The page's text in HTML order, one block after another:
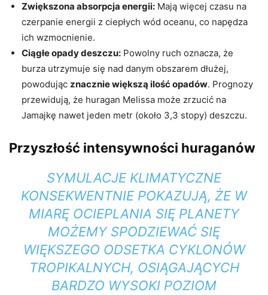
Zwiększona absorpcja energii: Mają więcej czasu na
czerpanie energii z ciepłych wód oceanu, co napędza
ich wzmocnienie.
Ciągłe opady deszczu: Powolny ruch oznacza, że ​​
burza utrzymuje się nad danym obszarem dłużej,
powodując znacznie większą ilość opadów. Prognozy
przewidują, że huragan Melissa może zrzucić na
Jamajkę nawet jeden metr (około 3,3 stopy) deszczu.
Przyszłość intensywności huraganów
SYMULACJE KLIMATYCZNE
KONSEKWENTNIE POKAZUJĄ, ŻE W
MIARĘ OCIEPLANIA SIĘ PLANETY
MOŻEMY SPODZIEWAĆ SIĘ
WIĘKSZEGO ODSETKA CYKLONÓW
TROPIKALNYCH, OSIĄGAJĄCYCH
BARDZO WYSOKI POZIOM